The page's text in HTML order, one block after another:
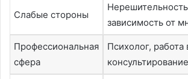
Слабые стороны
зависимость от
Профессиональная
сфера
Психолог, работа